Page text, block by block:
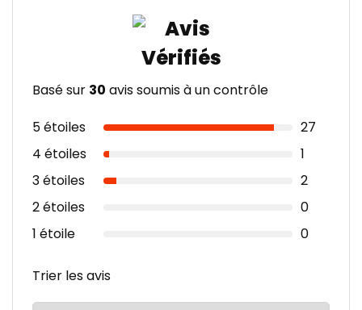
Basé sur 30 avis soumis à un contrôle
5 étoiles
27
4 étoiles
1
3 étoiles
2
2 étoiles
0
1 étoile
0
Trier les avis